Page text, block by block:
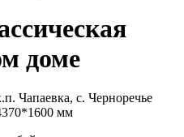
доме
Чапаевка, с. Черноречье
мм